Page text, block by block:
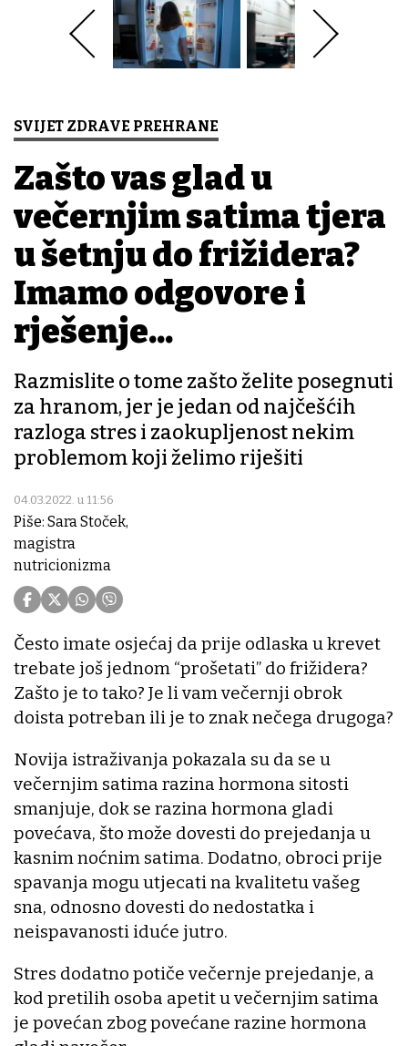
SVIJET ZDRAVE PREHRANE
Zašto vas glad u
večernjim satima tjera
u šetnju do frižidera?
Imamo odgovore i
rješenje...
Razmislite o tome zašto želite posegnuti
za hranom, jer je jedan od najčešćih
razloga stres i zaokupljenost nekim
problemom koji želimo riješiti
04.03.2022. u 11:56
Piše: Sara Stoček,
magistra
nutricionizma
Često imate osjećaj da prije odlaska u krevet
trebate još jednom “prošetati” do frižidera?
Zašto je to tako? Je li vam večernji obrok
doista potreban ili je to znak nečega drugoga?
Novija istraživanja pokazala su da se u
večernjim satima razina hormona sitosti
smanjuje, dok se razina hormona gladi
povećava, što može dovesti do prejedanja u
kasnim noćnim satima. Dodatno, obroci prije
spavanja mogu utjecati na kvalitetu vašeg
sna, odnosno dovesti do nedostatka i
neispavanosti iduće jutro.
Stres dodatno potiče večernje prejedanje, a
kod pretilih osoba apetit u večernjim satima
je povećan zbog povećane razine hormona